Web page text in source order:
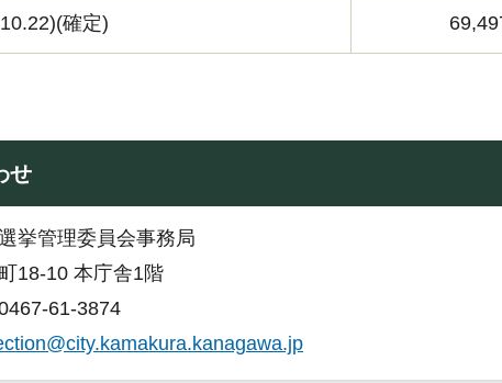
確定)
せ
選挙管理委員会事務局
18-10 本庁舎1階
61-3874